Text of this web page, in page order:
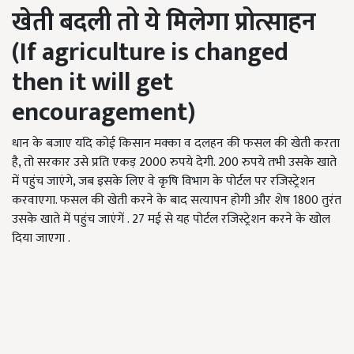
खेती बदली तो ये मिलेगा प्रोत्साहन
(If agriculture is changed
then it will get
encouragement)
धान के बजाए यदि कोई किसान मक्का व दलहन की फसल की खेती करता
है, तो सरकार उसे प्रति एकड़ 2000 रुपये देगी. 200 रुपये तभी उसके खाते
में पहुंच जाएंगे, जब इसके लिए वे कृषि विभाग के पोर्टल पर रजिस्ट्रेशन
करवाएगा. फसल की खेती करने के बाद सत्यापन होगी और शेष 1800 तुरंत
उसके खाते में पहुंच जाएंगें . 27 मई से यह पोर्टल रजिस्ट्रेशन करने के खोल
दिया जाएगा .